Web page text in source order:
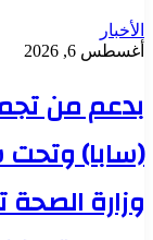
الأخبار
أغسطس 6, 2026
بدعم من
(سابا)
وزارة